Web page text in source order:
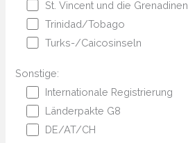
St. Vincent und die Grenadinen
Trinidad/Tobago
Turks-/Caicosinseln
Sonstige:
Internationale Registrierung
Länderpakte G8
DE/AT/CH